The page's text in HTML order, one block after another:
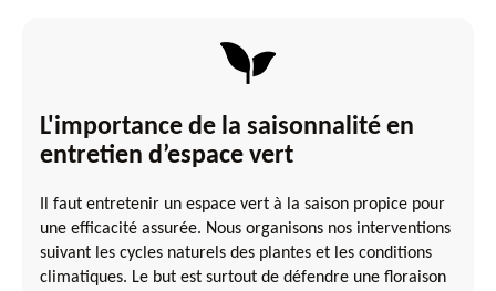
L'importance de la saisonnalité en
entretien d’espace vert
Il faut entretenir un espace vert à la saison propice pour
une efficacité assurée. Nous organisons nos interventions
suivant les cycles naturels des plantes et les conditions
climatiques. Le but est surtout de défendre une floraison